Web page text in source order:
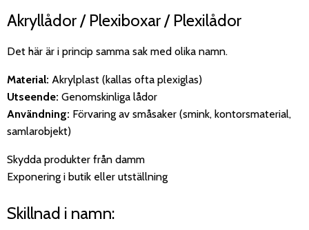
Akryllådor / Plexiboxar / Plexilådor
Det här är i princip samma sak med olika namn.
Material: Akrylplast (kallas ofta plexiglas)
Utseende: Genomskinliga lådor
Användning: Förvaring av småsaker (smink, kontorsmaterial,
samlarobjekt)
Skydda produkter från damm
Exponering i butik eller utställning
Skillnad i namn: